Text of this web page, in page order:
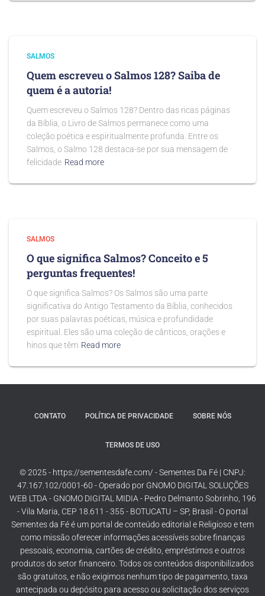
SALMOS
Quem escreveu o Salmos 128? Saiba de
quem é a autoria!
Quem escreveu o Salmos 128? Dentro das ricas páginas
da Bíblia, o Livro de Salmos permanece como uma
coleção poética e espiritualmente profunda. Entre os
Salmos, o Salmo 128 destaca-se por sua mensagem de
felicidade Read more
SALMOS
O que significa Salmos? Conceito e 5
perguntas frequentes!
O que significa Salmos? Os Salmos são uma parte
significativa do Antigo Testamento da Bíblia, conhecidos
por suas palavras poéticas, música e profundidade
espiritual. Eles são uma coleção de cânticos, orações e
hinos que têm Read more
CONTATO POLÍTICA DE PRIVACIDADE SOBRE NÓS
TERMOS DE USO
© 2025 - https://sementesdafe.com/ - Sementes Da Fé | CNPJ:
47.167.102/0001-60 - Operado por GNOMO DIGITAL SOLUÇÕES
WEB LTDA - GNOMO DIGITAL MIDIA - Pedro Delmanto Sobrinho, 196
- Vila Maria, CEP 18.611 - 355 - BOTUCATU – SP, Brasil - O portal
Sementes da Fé é um portal de conteúdo editorial e Religioso e tem
como missão oferecer informações acessíveis sobre finanças
pessoais, economia, cartões de crédito, empréstimos e outros
produtos do setor financeiro. Todos os conteúdos disponibilizados
são gratuitos, e não exigimos nenhum tipo de pagamento, taxa
antecipada ou depósito para acesso ou solicitação dos serviços